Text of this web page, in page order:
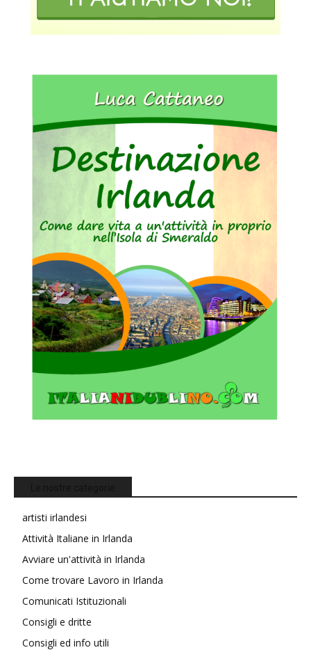
artisti irlandesi
Attività Italiane in Irlanda
Avviare un'attività in Irlanda
Come trovare Lavoro in Irlanda
Comunicati Istituzionali
Consigli e dritte
Consigli ed info utili